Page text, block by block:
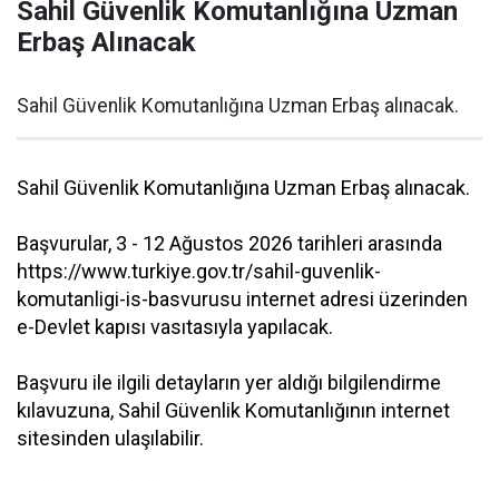
Sahil Güvenlik Komutanlığına Uzman
Erbaş Alınacak
Sahil Güvenlik Komutanlığına Uzman Erbaş alınacak.
Sahil Güvenlik Komutanlığına Uzman Erbaş alınacak.
Başvurular, 3 - 12 Ağustos 2026 tarihleri arasında
https://www.turkiye.gov.tr/sahil-guvenlik-
komutanligi-is-basvurusu internet adresi üzerinden
e-Devlet kapısı vasıtasıyla yapılacak.
Başvuru ile ilgili detayların yer aldığı bilgilendirme
kılavuzuna, Sahil Güvenlik Komutanlığının internet
sitesinden ulaşılabilir.